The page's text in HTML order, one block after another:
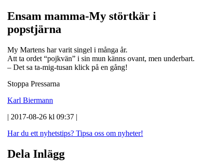
Ensam mamma-My störtkär i
popstjärna
My Martens har varit singel i många år.
Att ta ordet “pojkvän” i sin mun känns ovant, men underbart.
– Det sa ta-mig-tusan klick på en gång!
Stoppa Pressarna
Karl Biermann
| 2017-08-26 kl 09:37 |
Har du ett nyhetstips? Tipsa oss om nyheter!
Dela Inlägg